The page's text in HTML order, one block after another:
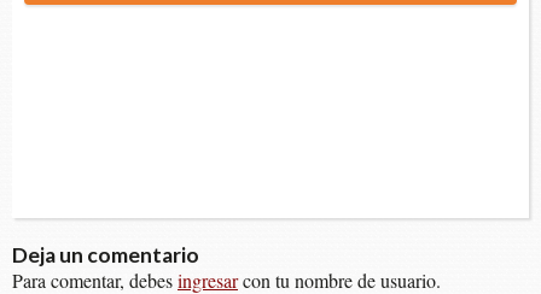
Deja un comentario
Para comentar, debesingresarcon tu nombre de usuario.